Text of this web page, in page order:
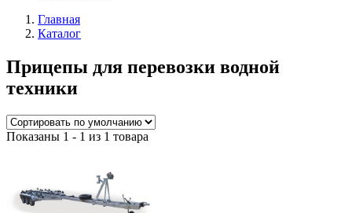
Главная
Каталог
Прицепы для перевозки водной
техники
Показаны 1 - 1 из 1 товара